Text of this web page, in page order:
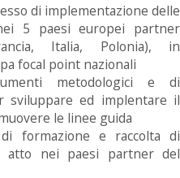
di implementazione delle
5 paesi europei partner
Italia, Polonia), in
focal point nazionali
metodologici e di
sviluppare ed implentare il
le linee guida
formazione e raccolta di
atto nei paesi partner del